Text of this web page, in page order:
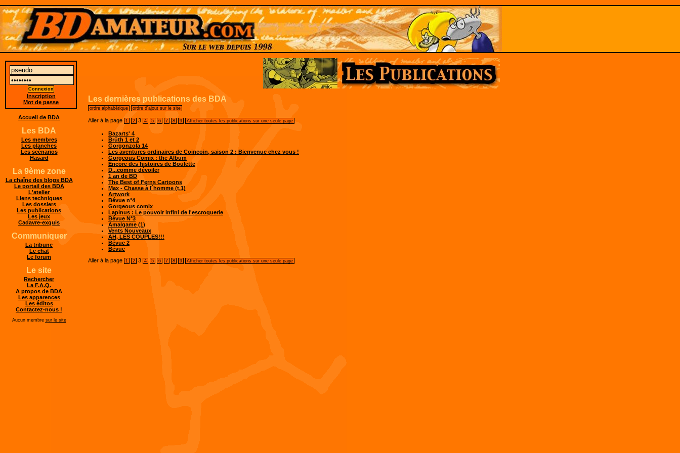
Les dernières publications des BDA
ordre alphabétique ordre d'ajout sur le site
Aller à la page 1 2 3 4 5 6 7 8 9 Afficher toutes les publications sur une seule page
Bazarts' 4
Brüth 1 et 2
Gorgonzola 14
Les aventures ordinaires de Coincoin, saison 2 : Bienvenue chez vous !
Gorgeous Comix : the Album
Encore des histoires de Boulette
D...comme dévoiler
1 an de BD
The Best of Ferns Cartoons
Max - Chasse à l´homme (t.1)
Artwork
Bévue n°4
Gorgeous comix
Lapinus : Le pouvoir infini de l'escroquerie
Bévue N°3
Amalgame (1)
Vents Nouveaux
AH, LES COUPLES!!!
Bévue 2
Bévue
Aller à la page 1 2 3 4 5 6 7 8 9 Afficher toutes les publications sur une seule page
Inscription
Mot de passe
Accueil de BDA
Les BDA
Les membres
Les planches
Les scénarios
Hasard
La 9ème zone
La chaîne des blogs BDA
Le portail des BDA
L'atelier
Liens techniques
Les dossiers
Les publications
Les jeux
Cadavre-exquis
Communiquer
La tribune
Le chat
Le forum
Le site
Rechercher
La F.A.Q.
A propos de BDA
Les apparences
Les éditos
Contactez-nous !
Aucun membre sur le site